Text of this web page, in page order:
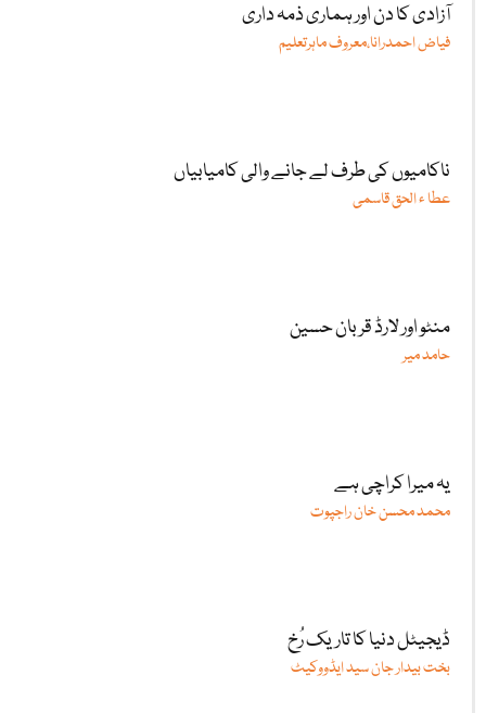
آزادی کا دن اور ہماری ذمہ داری
فیاض احمدرانا،معروف ماہرتعلیم
ناکامیوں کی طرف لے جانے والی کامیابیاں
عطا ء الحق قاسمی
منٹو اور لارڈ قربان حسین
حامد میر
یہ میرا کراچی ہے
محمد محسن خان راجپوت
ڈیجیٹل دنیا کا تاریک رُخ
بخت بیدار جان سید ایڈووکیٹ